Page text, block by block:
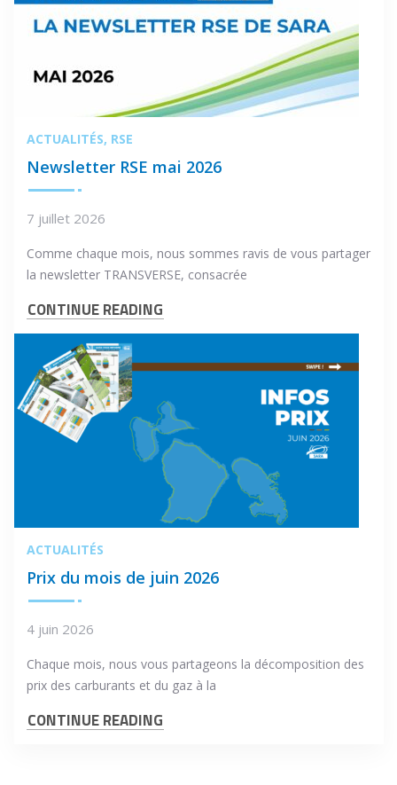
ACTUALITÉS RSE
Newsletter RSE mai 2026
7 juillet 2026
Comme chaque mois, nous sommes ravis de vous partager
la newsletter TRANSVERSE, consacrée
CONTINUE READING
ACTUALITÉS
Prix du mois de juin 2026
4 juin 2026
Chaque mois, nous vous partageons la décomposition des
prix des carburants et du gaz à la
CONTINUE READING